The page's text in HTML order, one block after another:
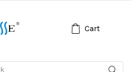
Cart